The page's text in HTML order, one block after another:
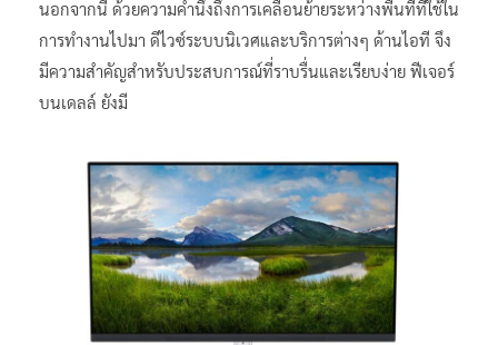
นอกจากนี้ ด้วยความคำนึงถึงการเคลื่อนย้ายระหว่างพื้นที่ที่ใช้ใน
การทำงานไปมา ดีไวซ์ระบบนิเวศและบริการต่างๆ ด้านไอที จึง
มีความสำคัญสำหรับประสบการณ์ที่ราบรื่นและเรียบง่าย ฟีเจอร์
บนเดลล์ ยังมี